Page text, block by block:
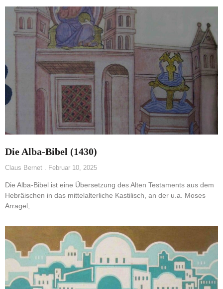
Die Alba-Bibel (1430)
Claus Bernet Februar 10, 2025
Die Alba-Bibel ist eine Übersetzung des Alten Testaments aus dem
Hebräischen in das mittelalterliche Kastilisch, an der u.a. Moses
Arragel,